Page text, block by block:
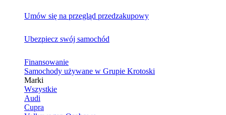
Umów się na przegląd przedzakupowy
Ubezpiecz swój samochód
Finansowanie
Samochody używane w Grupie Krotoski
Marki
Wszystkie
Audi
Cupra